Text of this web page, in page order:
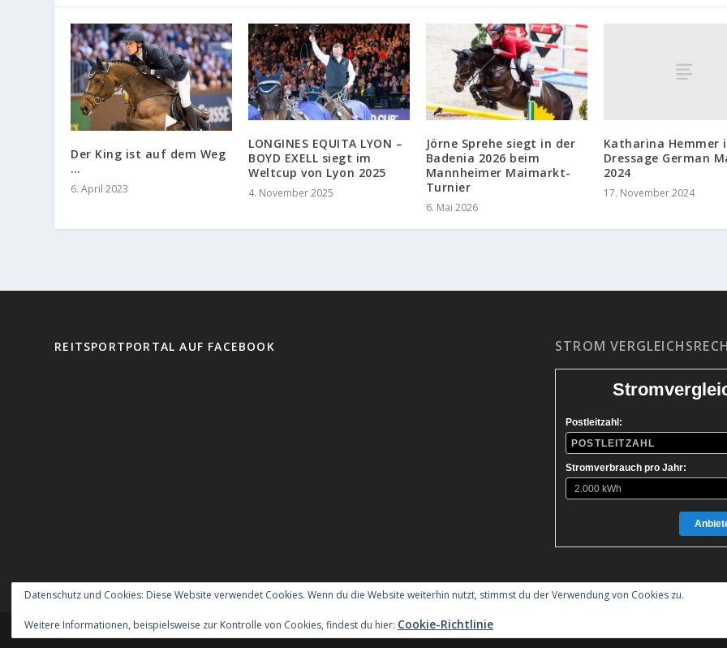
Der King ist auf dem Weg
…
6. April 2023
LONGINES EQUITA LYON –
BOYD EXELL siegt im
Weltcup von Lyon 2025
4. November 2025
Jörne Sprehe siegt in der
Badenia 2026 beim
Mannheimer Maimarkt-
Turnier
6. Mai 2026
Katharina Hemmer
Dressage German
2024
17. November 2024
REITSPORTPORTAL AUF FACEBOOK STROM
Postleitzahl:
Stromverbrauch pro Jahr:
Entworfen vonElegant Themes| Unterstützt vonWordPress
Datenschutz und Cookies: Diese Website verwendet Cookies. Wenn du die Website weiterhin nutzt, stimmst du der Verwendung von Cookies zu.
Weitere Informationen, beispielsweise zur Kontrolle von Cookies, findest du hier: Cookie-Richtlinie